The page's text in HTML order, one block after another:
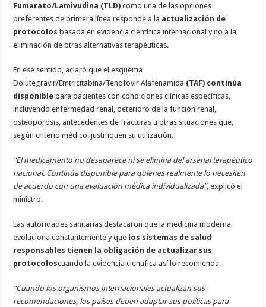
Fumarato/Lamivudina (TLD) como una de las opciones
preferentes de primera línea responde a la actualización de
protocolos basada en evidencia científica internacional y no a la
eliminación de otras alternativas terapéuticas.
En ese sentido, aclaró que el esquema
Dolutegravir/Emtricitabina/Tenofovir Alafenamida (TAF) continúa
disponible para pacientes con condiciones clínicas específicas,
incluyendo enfermedad renal, deterioro de la función renal,
osteoporosis, antecedentes de fracturas u otras situaciones que,
según criterio médico, justifiquen su utilización.
“El medicamento no desaparece ni se elimina del arsenal terapéutico
nacional. Continúa disponible para quienes realmente lo necesiten
de acuerdo con una evaluación médica individualizada”, explicó el
ministro.
Las autoridades sanitarias destacaron que la medicina moderna
evoluciona constantemente y que los sistemas de salud
responsables tienen la obligación de actualizar sus
protocoloscuando la evidencia científica así lo recomienda.
“Cuando los organismos internacionales actualizan sus
recomendaciones, los países deben adaptar sus políticas para